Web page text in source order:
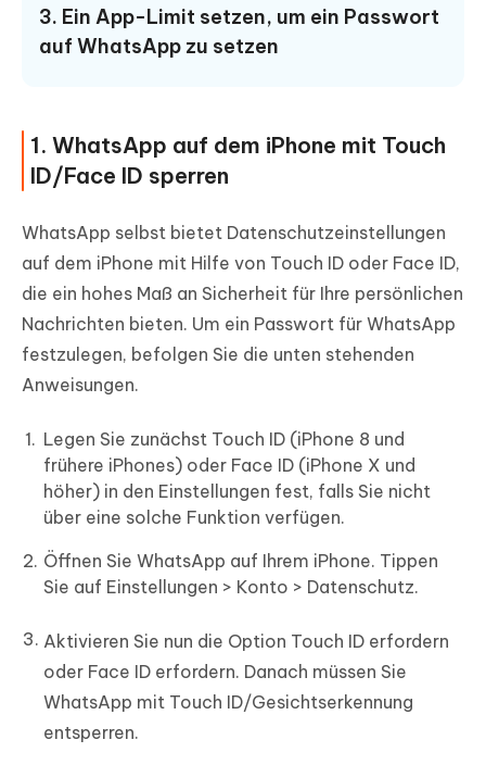
3. Ein App-Limit setzen, um ein Passwort
auf WhatsApp zu setzen
1. WhatsApp auf dem iPhone mit Touch
ID/Face ID sperren
WhatsApp selbst bietet Datenschutzeinstellungen
auf dem iPhone mit Hilfe von Touch ID oder Face ID,
die ein hohes Maß an Sicherheit für Ihre persönlichen
Nachrichten bieten. Um ein Passwort für WhatsApp
festzulegen, befolgen Sie die unten stehenden
Anweisungen.
Legen Sie zunächst Touch ID (iPhone 8 und
frühere iPhones) oder Face ID (iPhone X und
höher) in den Einstellungen fest, falls Sie nicht
über eine solche Funktion verfügen.
Öffnen Sie WhatsApp auf Ihrem iPhone. Tippen
Sie auf Einstellungen > Konto > Datenschutz.
Aktivieren Sie nun die Option Touch ID erfordern
oder Face ID erfordern. Danach müssen Sie
WhatsApp mit Touch ID/Gesichtserkennung
entsperren.